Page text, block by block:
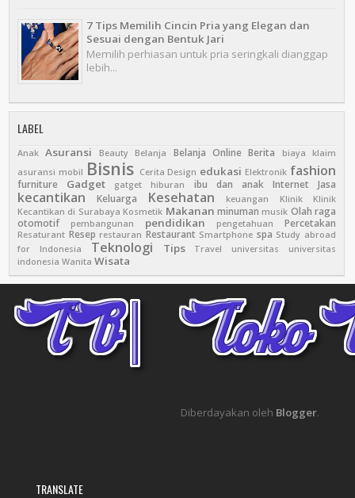
7 Tips Memilih Cincin Pria yang Elegan dan
Sesuai dengan Bentuk Jari
Memilih perhiasan untuk pria seringkali dianggap
lebih...
LABEL
Anak Asuransi Beauty Belanja Belanja Online Berita
biaya klaim
asuransi mobil Bisnis Cerita Design edukasi Elektronik fashion
furniture Gadget gatget hiburan ibu dan anak Internet Jasa
kecantikan Keluarga Kesehatan keuangan Klinik
Klinik
Kecantikan di Surabaya Kosmetik Makanan minuman musik Olah raga
otomotif
pembangunan pendidikan pengetahuan Percetakan
Resaturant Resep restauran Restaurant Smartphone spa Study abroad
for Indonesia
Teknologi Tips Travel universitas
universitas
indonesia Wanita Wisata
Diberdayakan oleh Blogger.
TRANSLATE